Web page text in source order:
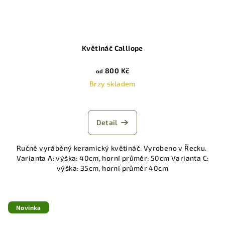
Květináč Calliope
od 800 Kč
Brzy skladem
Detail
Ručně vyráběný keramický květináč. Vyrobeno v Řecku.
Varianta A: výška: 40cm, horní průměr: 50cm Varianta C:
výška: 35cm, horní průměr 40cm
Novinka